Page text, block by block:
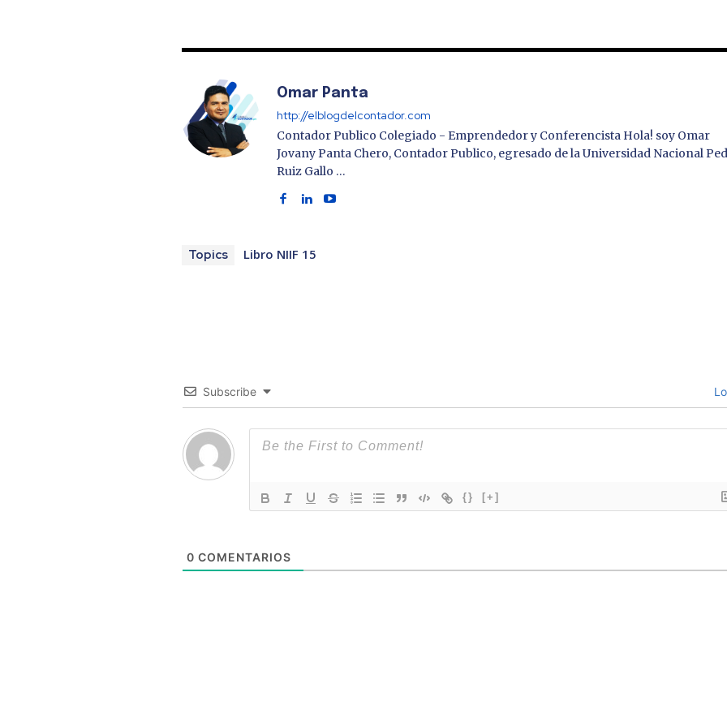
Omar Panta
http://elblogdelcontador.com
Contador Publico Colegiado - Emprendedor y Conferencista Hola! soy Omar
Jovany Panta Chero, Contador Publico, egresado de la Universidad Nacional
Ruiz Gallo …
Topics Libro NIIF 15
Subscribe
{} [+]
0 COMENTARIOS